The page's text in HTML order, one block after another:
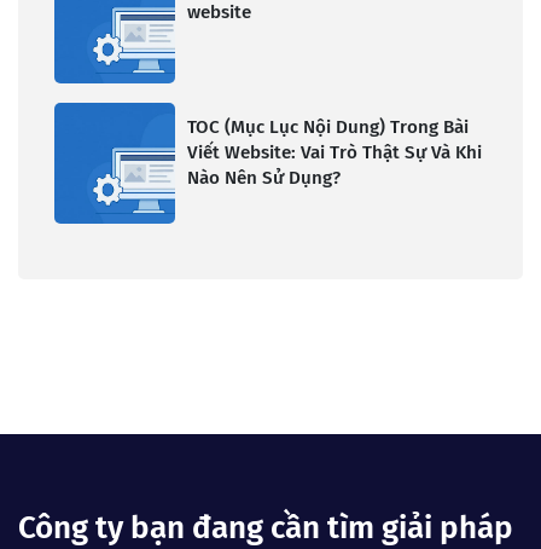
website
TOC (Mục Lục Nội Dung) Trong Bài
Viết Website: Vai Trò Thật Sự Và Khi
Nào Nên Sử Dụng?
Công ty bạn đang cần tìm giải pháp